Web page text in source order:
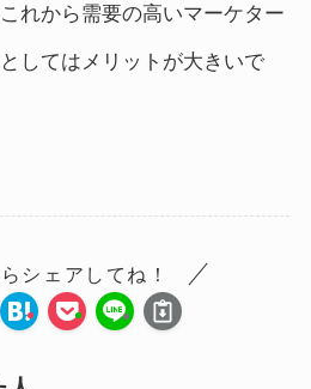
れから需要の高いマーケター
してはメリットが大きいで
シェアしてね！